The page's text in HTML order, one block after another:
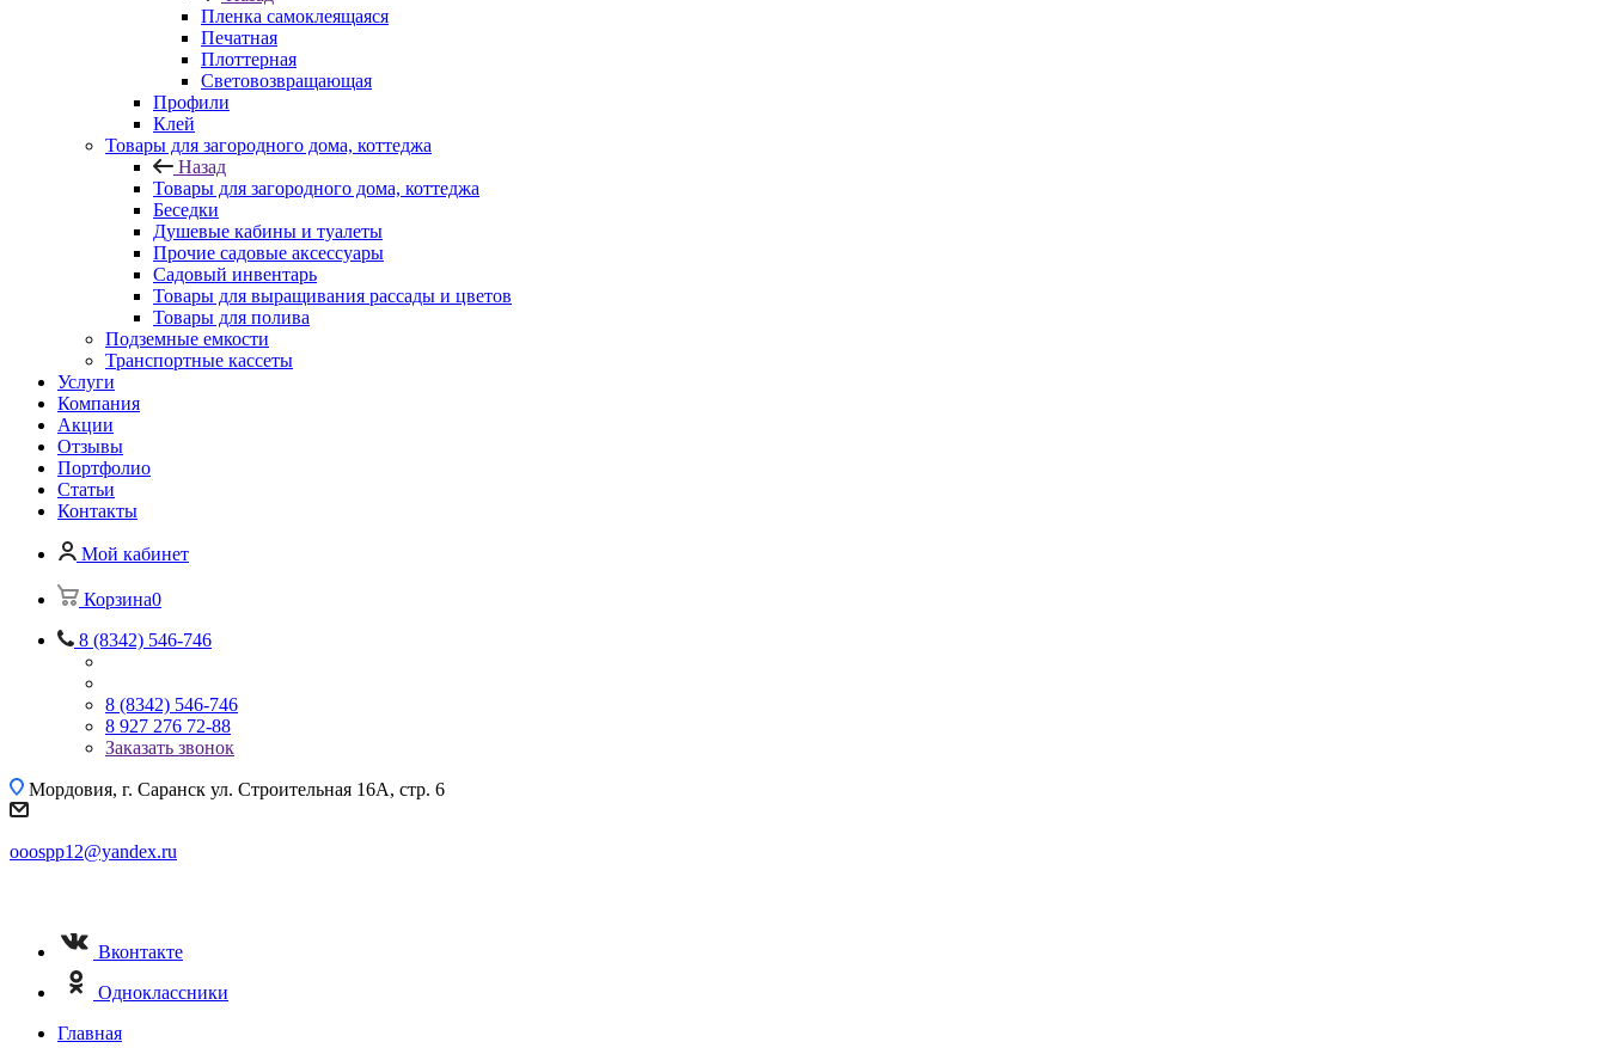
Пленка самоклеящаяся
Печатная
Плоттерная
Световозвращающая
Профили
Клей
Товары для загородного дома, коттеджа
Назад
Товары для загородного дома, коттеджа
Беседки
Душевые кабины и туалеты
Прочие садовые аксессуары
Садовый инвентарь
Товары для выращивания рассады и цветов
Товары для полива
Подземные емкости
Транспортные кассеты
Услуги
Компания
Акции
Отзывы
Портфолио
Статьи
Контакты
Мой кабинет
Корзина0
8 (8342) 546-746
8 (8342) 546-746
8 927 276 72-88
Заказать звонок
Мордовия, г. Саранск ул. Строительная 16A, стр. 6
ooospp12@yandex.ru
Вконтакте
Одноклассники
Главная